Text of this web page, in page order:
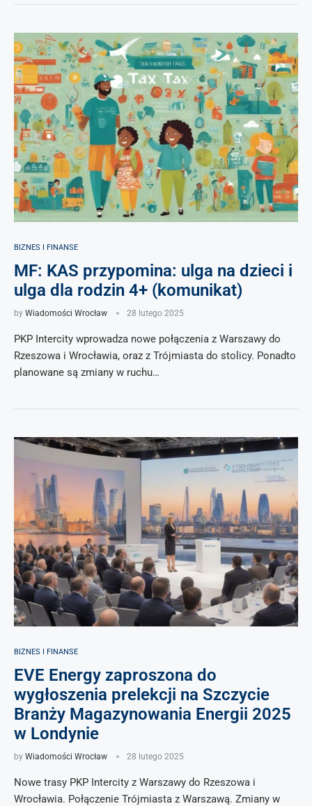
BIZNES I FINANSE
MF: KAS przypomina: ulga na dzieci i
ulga dla rodzin 4+ (komunikat)
by Wiadomości Wrocław 28 lutego 2025
PKP Intercity wprowadza nowe połączenia z Warszawy do
Rzeszowa i Wrocławia, oraz z Trójmiasta do stolicy. Ponadto
planowane są zmiany w ruchu…
BIZNES I FINANSE
EVE Energy zaproszona do
wygłoszenia prelekcji na Szczycie
Branży Magazynowania Energii 2025
w Londynie
by Wiadomości Wrocław 28 lutego 2025
Nowe trasy PKP Intercity z Warszawy do Rzeszowa i
Wrocławia. Połączenie Trójmiasta z Warszawą. Zmiany w